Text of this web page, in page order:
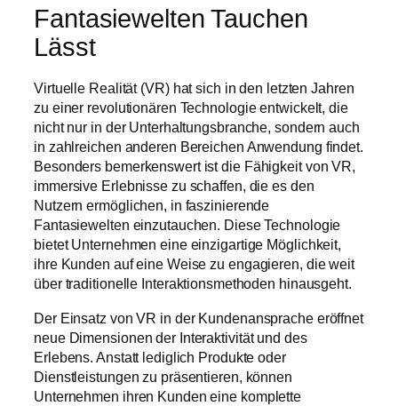
Fantasiewelten Tauchen
Lässt
Virtuelle Realität (VR) hat sich in den letzten Jahren
zu einer revolutionären Technologie entwickelt, die
nicht nur in der Unterhaltungsbranche, sondern auch
in zahlreichen anderen Bereichen Anwendung findet.
Besonders bemerkenswert ist die Fähigkeit von VR,
immersive Erlebnisse zu schaffen, die es den
Nutzern ermöglichen, in faszinierende
Fantasiewelten einzutauchen. Diese Technologie
bietet Unternehmen eine einzigartige Möglichkeit,
ihre Kunden auf eine Weise zu engagieren, die weit
über traditionelle Interaktionsmethoden hinausgeht.
Der Einsatz von VR in der Kundenansprache eröffnet
neue Dimensionen der Interaktivität und des
Erlebens. Anstatt lediglich Produkte oder
Dienstleistungen zu präsentieren, können
Unternehmen ihren Kunden eine komplette